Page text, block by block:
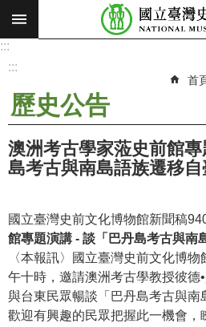
跳到主要內容區塊
搜
願
使
命
新
消
息
參
觀
:::
:::
首
歷史公告
澳洲考古學家蒞史前館
島考古與南島語族遷移自
國立臺灣史前文化博物館新聞稿
館專題演講 - 談「巴丹島考古與南
〈本報訊〉國立臺灣史前文化博
午十時，邀請澳洲考古學教授彼德
與台東民眾暢談「巴丹島考古與南
歡迎有興趣的民眾把握此一機會，